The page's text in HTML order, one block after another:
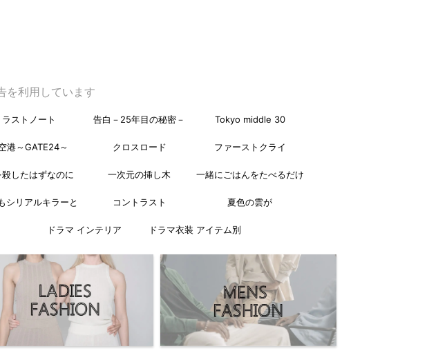
を利用しています
ラストノート 告白－25年目の秘密－ Tokyo middle 30
港～GATE24～ クロスロード ファーストクライ
殺したはずなのに 一次元の挿し木 一緒にごはんをたべるだけ
シリアルキラーと コントラスト 夏色の雲が
ドラマ インテリア ドラマ衣装 アイテム別